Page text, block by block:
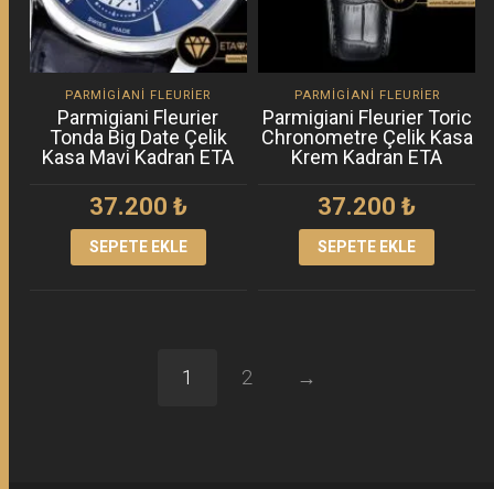
PARMIGIANI FLEURIER
Parmigiani Fleurier
Tonda Big Date Çelik
Kasa Mavi Kadran ETA
37.200 ₺
SEPETE EKLE
PARMIGIANI FLEURIER
Parmigiani Fleurier Toric
Chronometre Çelik Kasa
Krem Kadran ETA
37.200₺
SEPETE EKLE
1 2 →